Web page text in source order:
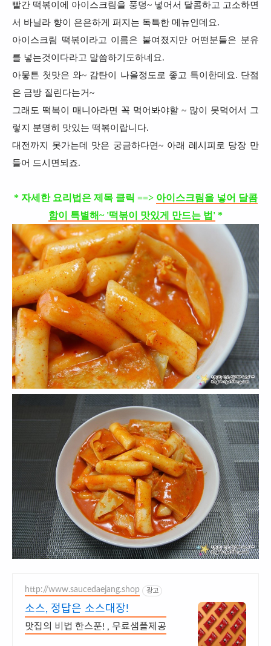
빨간 떡볶이에 아이스크림을 풍덩~ 넣어서 달콤하고 고소하면
서 바닐라 향이 은은하게 퍼지는 독특한 메뉴인데요.
아이스크림 떡볶이라고 이름은 붙여졌지만 어떤분들은 분유
를 넣는것이다라고 말씀하기도하네요.
아뭏튼 첫맛은 와~ 감탄이 나올정도로 좋고 특이한데요. 단점
은 금방 질린다는거~
그래도 떡복이 매니아라면 꼭 먹어봐야할 ~ 많이 못먹어서 그
렇지 분명히 맛있는 떡볶이랍니다.
대전까지 못가는데 맛은 궁금하다면~ 아래 레시피로 당장 만
들어 드시면되죠.
* 자세한 요리법은 제목 클릭 ==> 아이스크림을 넣어 달콤
함이 특별해~ '떡볶이 맛있게 만드는 법' *
http://www.saucedaejang.shop 광고
소스, 정답은 소스대장!
맛집의 비법 한스푼! , 무료샘플제공